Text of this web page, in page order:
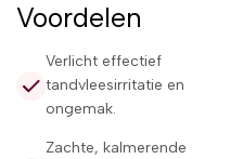
Voordelen
Verlicht effectief
tandvleesirritatie en
ongemak.
Zachte, kalmerende